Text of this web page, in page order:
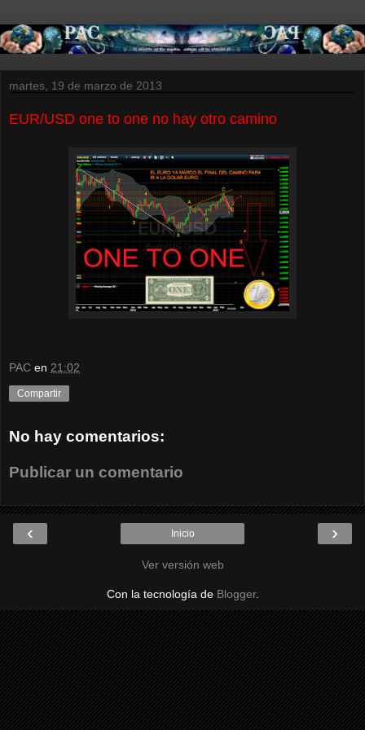
martes, 19 de marzo de 2013
EUR/USD one to one no hay otro camino
PAC en 21:02
Compartir
No hay comentarios:
Publicar un comentario
‹ ›
Inicio
Ver versión web
Con la tecnología de Blogger.